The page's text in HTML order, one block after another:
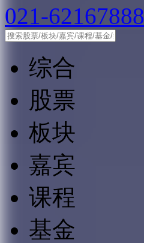
021-62167888
综合
股票
板块
嘉宾
课程
基金